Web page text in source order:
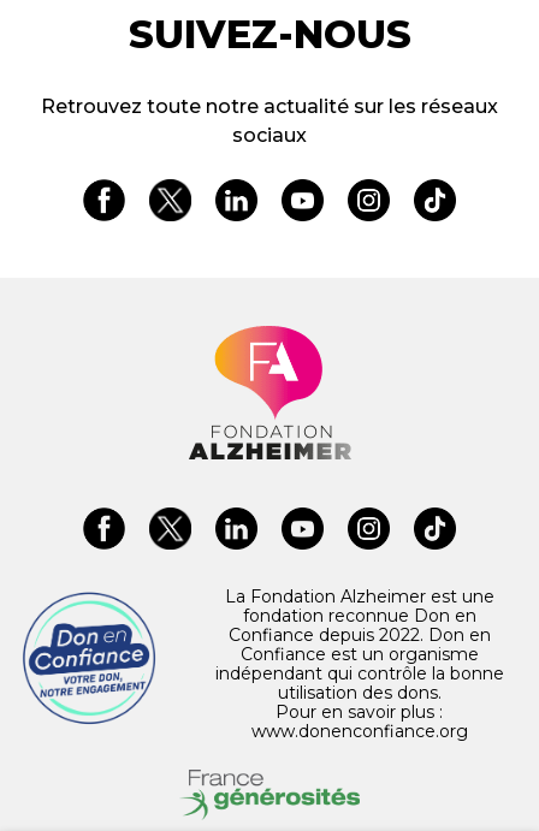
SUIVEZ-NOUS
Retrouvez toute notre actualité sur les réseaux
sociaux
La Fondation Alzheimer est une
fondation reconnue Don en
Confiance depuis 2022. Don en
Confiance est un organisme
indépendant qui contrôle la bonne
utilisation des dons.
Pour en savoir plus :
www.donenconfiance.org